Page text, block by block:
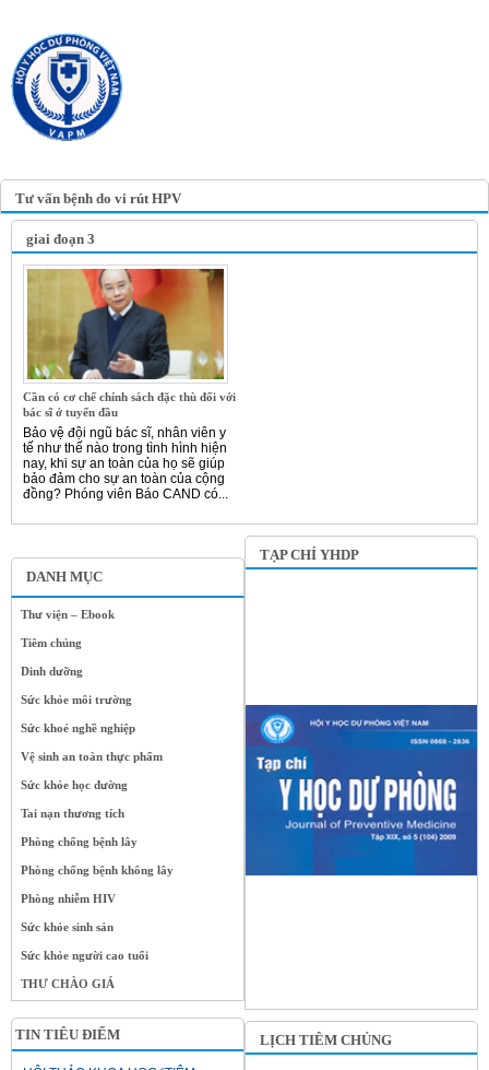
Tư vấn bệnh do vi rút HPV
DANH MỤC
Thư viện – Ebook
Tiêm chủng
Dinh dưỡng
Sức khỏe môi trường
Sức khoẻ nghề nghiệp
Vệ sinh an toàn thực phẩm
Sức khỏe học đường
Tai nạn thương tích
Phòng chống bệnh lây
Phòng chống bệnh không lây
Phòng nhiễm HIV
Sức khỏe sinh sản
Sức khỏe người cao tuổi
THƯ CHÀO GIÁ
TIN TIÊU ĐIỂM
giai đoạn 3
Cần có cơ chế chính sách đặc thù đối với
bác sĩ ở tuyến đầu
Bảo vệ đội ngũ bác sĩ, nhân viên y
tế như thế nào trong tình hình hiện
nay, khi sự an toàn của họ sẽ giúp
bảo đảm cho sự an toàn của cộng
đồng? Phóng viên Báo CAND có...
TẠP CHÍ YHDP
LỊCH TIÊM CHỦNG